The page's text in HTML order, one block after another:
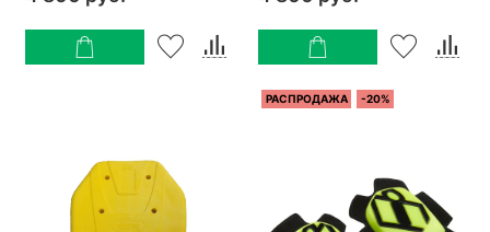
РАСПРОДАЖА -20%